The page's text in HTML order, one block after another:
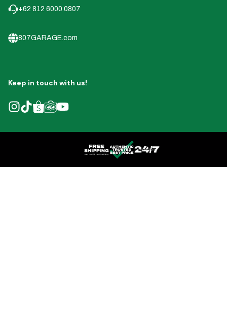
+62 812 6000 0807
807GARAGE.com
Keep in touch with us!